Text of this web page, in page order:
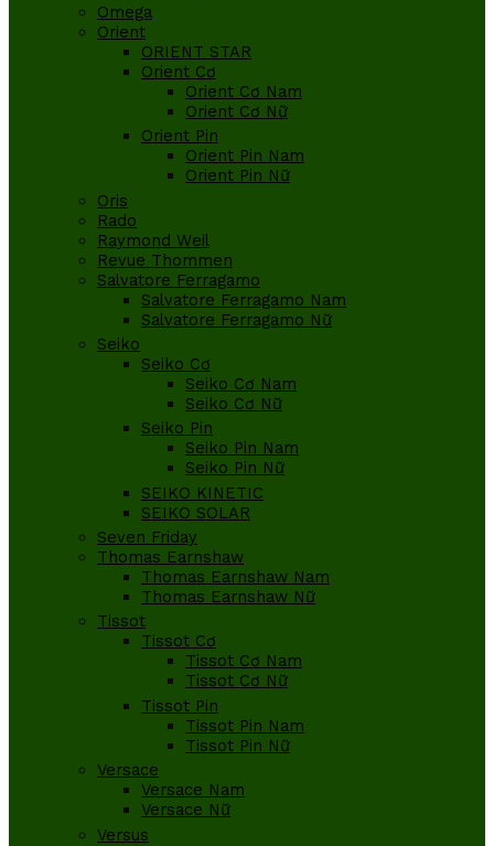
Omega
Orient
ORIENT STAR
Orient Cơ
Orient Cơ Nam
Orient Cơ Nữ
Orient Pin
Orient Pin Nam
Orient Pin Nữ
Oris
Rado
Raymond Weil
Revue Thommen
Salvatore Ferragamo
Salvatore Ferragamo Nam
Salvatore Ferragamo Nữ
Seiko
Seiko Cơ
Seiko Cơ Nam
Seiko Cơ Nữ
Seiko Pin
Seiko Pin Nam
Seiko Pin Nữ
SEIKO KINETIC
SEIKO SOLAR
Seven Friday
Thomas Earnshaw
Thomas Earnshaw Nam
Thomas Earnshaw Nữ
Tissot
Tissot Cơ
Tissot Cơ Nam
Tissot Cơ Nữ
Tissot Pin
Tissot Pin Nam
Tissot Pin Nữ
Versace
Versace Nam
Versace Nữ
Versus